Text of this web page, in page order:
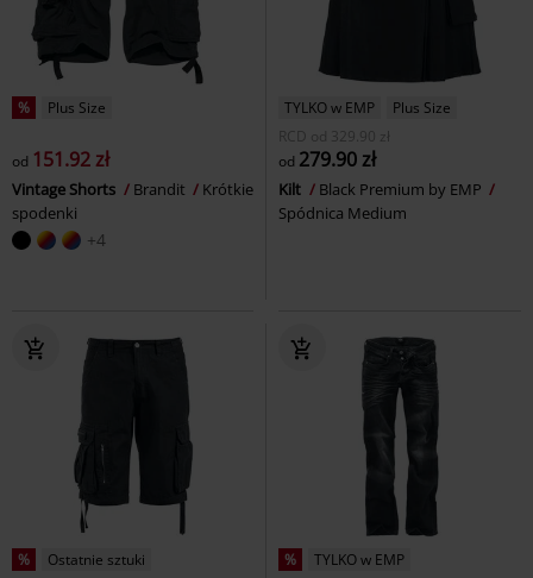
% Plus Size
od 151.92 zł
Vintage Shorts Brandit
Krótkie
spodenki
+4
TYLKO w EMP
Plus Size
RCD
od 329.90 zł
od 279.90 zł
Kilt
Black Premium by EMP
Spódnica Medium
% Ostatnie sztuki % TYLKO w EMP